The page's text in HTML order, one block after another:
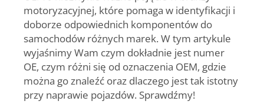
motoryzacyjnej, które pomaga w identyfikacji i
doborze odpowiednich komponentów do
samochodów różnych marek. W tym artykule
wyjaśnimy Wam czym dokładnie jest numer
OE, czym różni się od oznaczenia OEM, gdzie
można go znaleźć oraz dlaczego jest tak istotny
przy naprawie pojazdów. Sprawdźmy!